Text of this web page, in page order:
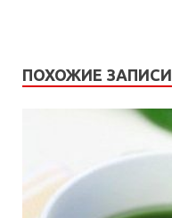
ПОХОЖИЕ ЗАПИСИ